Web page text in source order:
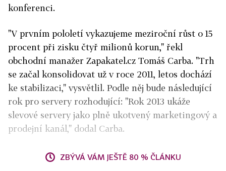
konferenci.
"V prvním pololetí vykazujeme meziroční růst o 15
procent při zisku čtyř milionů korun," řekl
obchodní manažer Zapakatel.cz Tomáš Carba. "Trh
se začal konsolidovat už v roce 2011, letos dochází
ke stabilizaci," vysvětlil. Podle něj bude následující
rok pro servery rozhodující: "Rok 2013 ukáže
slevové servery jako plně ukotvený marketingový a
prodejní kanál," dodal Carba.
ZBÝVÁ VÁM JEŠTĚ 80 % ČLÁNKU